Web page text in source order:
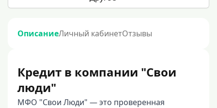
ОписаниеЛичный кабинетОтзывы
Кредит в компании "Свои
люди"
МФО "Свои Люди" — это проверенная